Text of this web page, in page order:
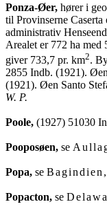
Ponza-Øer, hører i
til Provinserne
administrativ
Arealet er 772 ha
giver 733,7 pr. km2.
2855 Indb. (1921).
W. P.
Poole, (1927) 51030
Pooposøen, se
Popa, se Bagindien
Popacton, se